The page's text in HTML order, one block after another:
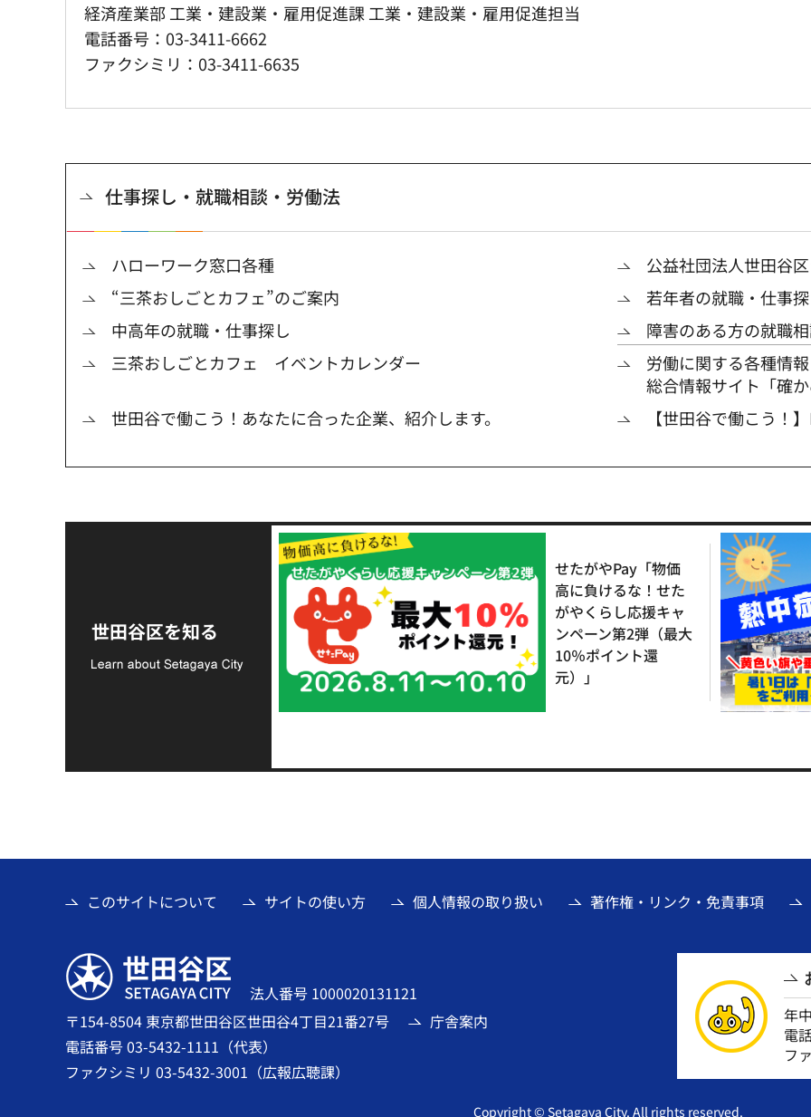
経済産業部 工業・建設業・雇用促進課 工業・建設業・雇用促進担当
電話番号：03-3411-6662
ファクシミリ：03-3411-6635
仕事探し・就職相談・労働法
ハローワーク窓口各種
公益社団法人世田谷
“三茶おしごとカフェ”のご案内
若年者の就職・仕事
中高年の就職・仕事探し
障害のある方の就職
三茶おしごとカフェ イベントカレンダー
労働に関する各種情
総合情報サイト「確
世田谷で働こう！あなたに合った企業、紹介します。
【世田谷で働こう！
世田谷区を知る
支援金の募集につい
て
せたがやPay「物価
高に負けるな！せた
がやくらし応援キャ
ンペーン第2弾（最大
10％ポイント還
元）」
このサイトについて サイトの使い方 個人情報の取り扱い 著作権・リンク・免責事項
世田谷区
法人番号 1000020131121
〒154-8504 東京都世田谷区世田谷4丁目21番27号
電話番号 03-5432-1111（代表）
ファクシミリ 03-5432-3001（広報広聴課）
庁舎案内
年
電
フ
Copyright © Setagaya City. All rights reserved.